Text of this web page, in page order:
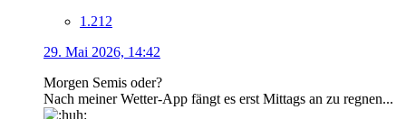
1.212
29. Mai 2026, 14:42
Morgen Semis oder?
Nach meiner Wetter-App fängt es erst Mittags an zu regnen...